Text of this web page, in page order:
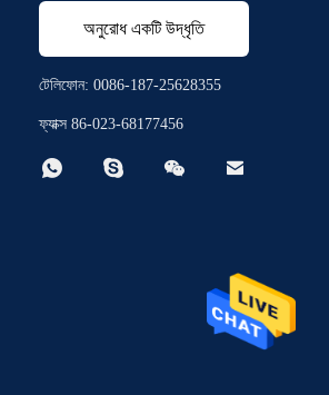
অনুরোধ একটি উদ্ধৃতি
টেলিফোন: 0086-187-25628355
ফ্যাক্স 86-023-68177456
   